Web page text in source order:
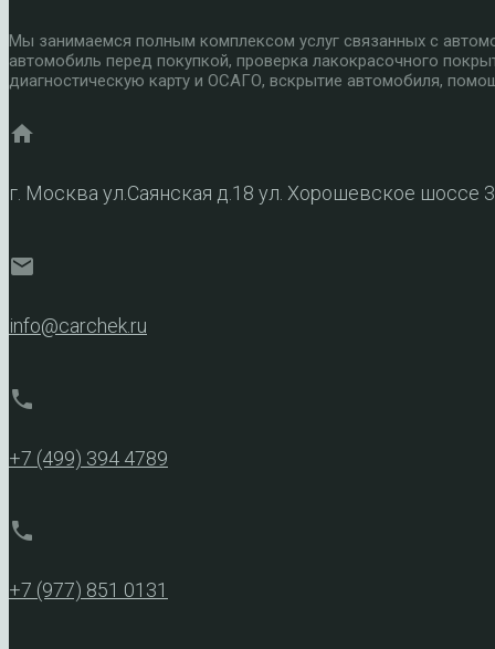
Мы занимаемся полным комплексом услуг связанных с
автомобиль перед покупкой, проверка лакокрасочного
диагностическую карту и ОСАГО, вскрытие автомобиля,
home
г. Москва ул.Саянская д.18 ул. Хорошевское шоссе
mail
info@carchek.ru
phone
+7 (499) 394 4789
phone
+7 (977) 851 0131